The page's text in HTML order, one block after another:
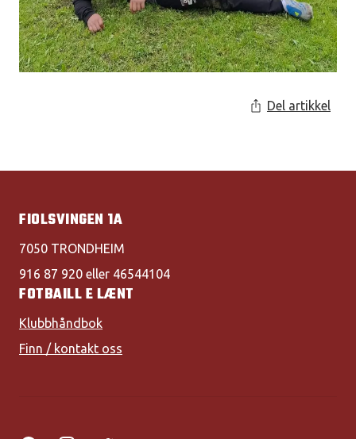
Del artikkel
FIOLSVINGEN 1A
7050 TRONDHEIM
916 87 920 eller 46544104
FOTBAILL E LÆNT
Klubbhåndbok
Finn / kontakt oss